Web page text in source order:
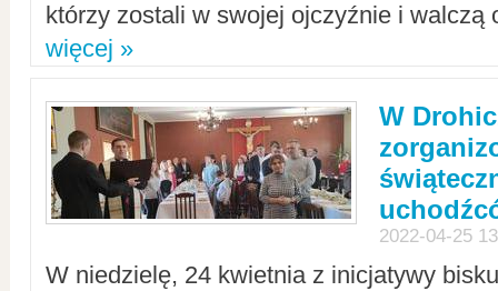
którzy zostali w swojej ojczyźnie i walczą
więcej »
W
2022-04-25
W niedzielę, 24 kwietnia z inicjatywy